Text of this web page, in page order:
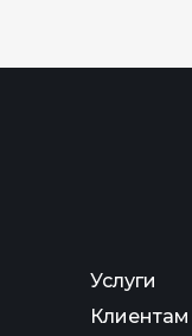
Услуги
Клиентам